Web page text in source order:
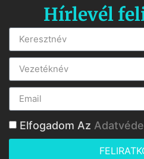
Hírlevél
Elfogadom Az